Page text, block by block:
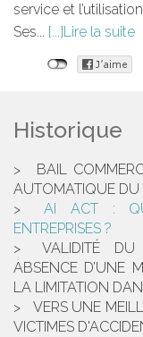
service et
Ses...
Lire la suite
Historique
BAIL
AUTOMATIQUE DU
AI ACT :
ENTREPRISES ?
VALIDITÉ DU
ABSENCE D’UNE
LA LIMITATION
VERS UNE
VICTIMES